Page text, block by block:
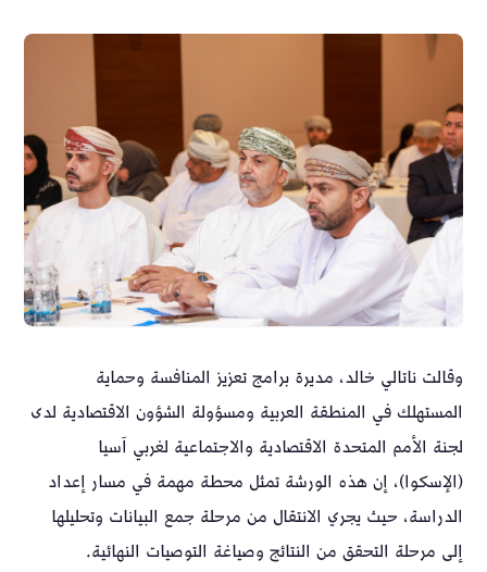
وقالت ناتالي خالد، مديرة برامج تعزيز المنافسة وحماية
المستهلك في المنطقة العربية ومسؤولة الشؤون الاقتصادية لدى
لجنة الأمم المتحدة الاقتصادية والاجتماعية لغربي آسيا
(الإسكوا)، إن هذه الورشة تمثل محطة مهمة في مسار إعداد
الدراسة، حيث يجري الانتقال من مرحلة جمع البيانات وتحليلها
إلى مرحلة التحقق من النتائج وصياغة التوصيات النهائية.